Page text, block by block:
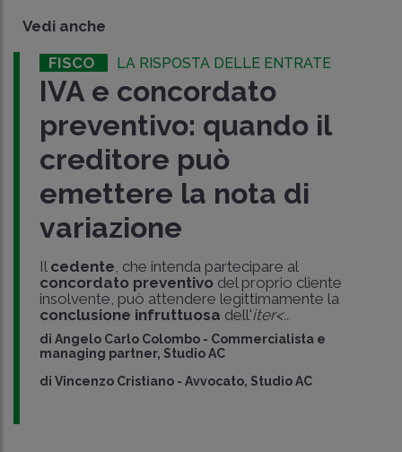
Vedi anche
FISCO LA RISPOSTA DELLE ENTRATE
IVA e concordato
preventivo: quando il
creditore può
emettere la nota di
variazione
Il cedente , che intenda partecipare al
concordato preventivodel proprio cliente
insolvente, può attendere legittimamente la
conclusione infruttuosa dell'iter<..
di Angelo Carlo Colombo - Commercialista e
managing partner, Studio AC
di Vincenzo Cristiano - Avvocato, Studio AC